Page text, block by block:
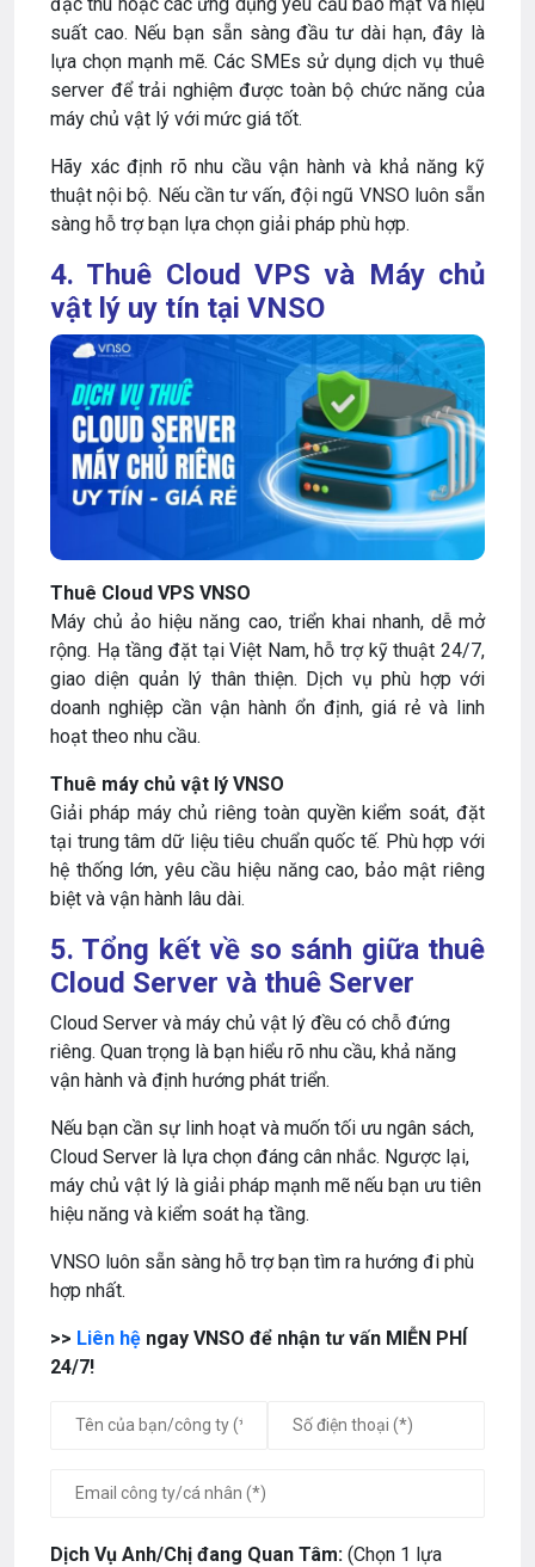
suất cao. Nếu bạn sẵn sàng đầu tư dài hạn, đây là
lựa chọn mạnh mẽ. Các SMEs sử dụng dịch vụ thuê
server để trải nghiệm được toàn bộ chức năng của
máy chủ vật lý với mức giá tốt.
Hãy xác định rõ nhu cầu vận hành và khả năng kỹ
thuật nội bộ. Nếu cần tư vấn, đội ngũ VNSO luôn sẵn
sàng hỗ trợ bạn lựa chọn giải pháp phù hợp.
4. Thuê Cloud VPS và Máy chủ
vật lý uy tín tại VNSO
Thuê Cloud VPS VNSO
Máy chủ ảo hiệu năng cao, triển khai nhanh, dễ mở
rộng. Hạ tầng đặt tại Việt Nam, hỗ trợ kỹ thuật 24/7,
giao diện quản lý thân thiện. Dịch vụ phù hợp với
doanh nghiệp cần vận hành ổn định, giá rẻ và linh
hoạt theo nhu cầu.
Thuê máy chủ vật lý VNSO
Giải pháp máy chủ riêng toàn quyền kiểm soát, đặt
tại trung tâm dữ liệu tiêu chuẩn quốc tế. Phù hợp với
hệ thống lớn, yêu cầu hiệu năng cao, bảo mật riêng
biệt và vận hành lâu dài.
5. Tổng kết về so sánh giữa thuê
Cloud Server và thuê Server
Cloud Server và máy chủ vật lý đều có chỗ đứng
riêng. Quan trọng là bạn hiểu rõ nhu cầu, khả năng
vận hành và định hướng phát triển.
Nếu bạn cần sự linh hoạt và muốn tối ưu ngân sách,
Cloud Server là lựa chọn đáng cân nhắc. Ngược lại,
máy chủ vật lý là giải pháp mạnh mẽ nếu bạn ưu tiên
hiệu năng và kiểm soát hạ tầng.
VNSO luôn sẵn sàng hỗ trợ bạn tìm ra hướng đi phù
hợp nhất.
>> Liên hệ ngay VNSO để nhận tư vấn MIỄN PHÍ
24/7!
Dịch Vụ Anh/Chị đang Quan Tâm: (Chọn 1 lựa